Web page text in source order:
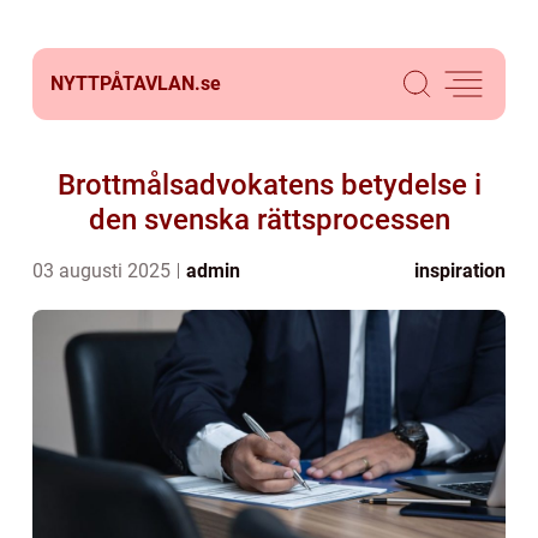
NYTTPÅTAVLAN.se
Brottmålsadvokatens betydelse i
den svenska rättsprocessen
03 augusti 2025 admin inspiration